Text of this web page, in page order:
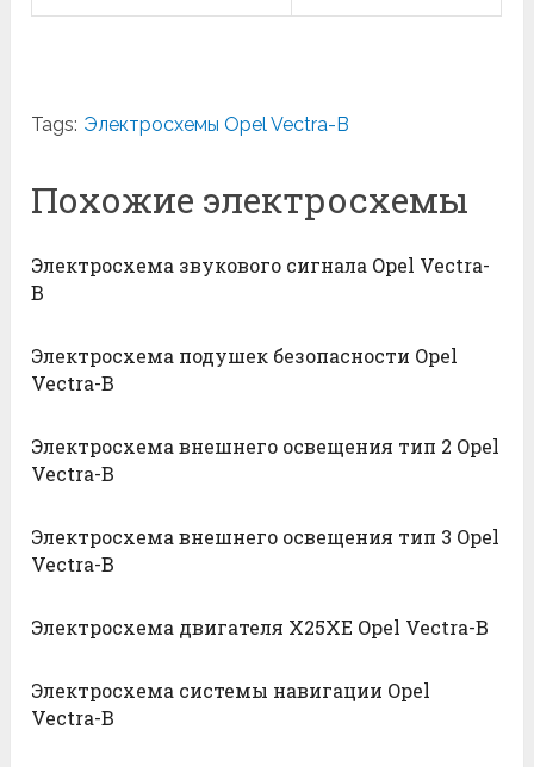
Tags: Электросхемы Opel Vectra-B
Похожие электросхемы
Электросхема звукового сигнала Opel Vectra-
B
Электросхема подушек безопасности Opel
Vectra-B
Электросхема внешнего освещения тип 2 Opel
Vectra-B
Электросхема внешнего освещения тип 3 Opel
Vectra-B
Электросхема двигателя X25XE Opel Vectra-B
Электросхема системы навигации Opel
Vectra-B